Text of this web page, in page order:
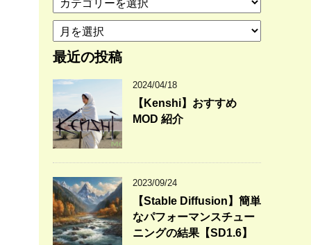
テ
ゴ
リ
ー
ア
ー
カ
ブ
最近の投稿
2024/04/18
【Kenshi】おすすめ
MOD 紹介
2023/09/24
【Stable Diffusion】簡単
なパフォーマンスチュー
ニングの結果【SD1.6】